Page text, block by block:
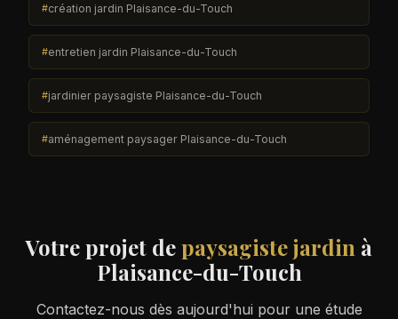
création jardin Plaisance-du-Touch
entretien jardin Plaisance-du-Touch
jardinier paysagiste Plaisance-du-Touch
aménagement paysager Plaisance-du-Touch
Votre projet depaysagiste jardin à
Plaisance-du-Touch
Contactez-nous dès aujourd'hui pour une étude